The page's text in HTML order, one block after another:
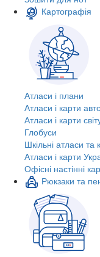
Картографія
Атласи і плани
Атласи і карти
Атласи і карти
Глобуси
Шкільні атласи та
Атласи і карти
Офісні настінні
Рюкзаки та